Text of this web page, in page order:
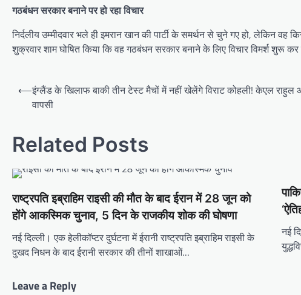
गठबंधन सरकार बनाने पर हो रहा विचार
निर्दलीय उम्मीदवार भले ही इमरान खान की पार्टी के समर्थन से चुने गए हो,
शुक्रवार शाम घोषित किया कि वह गठबंधन सरकार बनाने के लिए विचार विमर्श
Post
navigation
⟵इंग्लैंड के खिलाफ बाकी तीन टेस्ट मैचों में नहीं खेलेंगे विराट कोहली! केएल
वापसी
Related Posts
राष्ट्रपति इब्राहिम राइसी की मौत के बाद ईरान में 28 जून को
होंगे आकस्मिक चुनाव, 5 दिन के राजकीय शोक की घोषणा
नई दिल्ली। एक हेलीकॉप्टर दुर्घटना में ईरानी राष्ट्रपति इब्राहिम राइसी के
दुखद निधन के बाद ईरानी सरकार की तीनों शाखाओं…
नई
Leave a Reply